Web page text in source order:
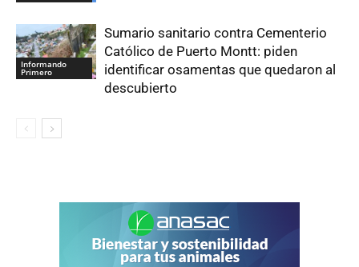
Informando
Primero
Sumario sanitario contra Cementerio
Católico de Puerto Montt: piden
identificar osamentas que quedaron al
descubierto